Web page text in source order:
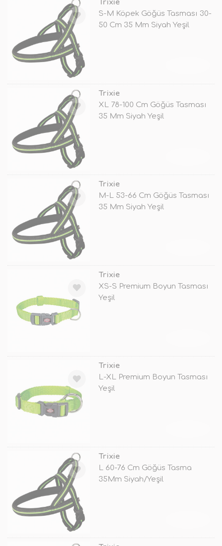
Trixie
S-M Köpek Göğüs Tasması 30-
50 Cm 35 Mm Siyah Yeşil
Trixie
XL 78-100 Cm Göğüs Tasması
35 Mm Siyah Yeşil
Trixie
M-L 53-66 Cm Göğüs Tasması
35 Mm Siyah Yeşil
Trixie
XS-S Premium Boyun Tasması
Yeşil
Trixie
L-XL Premium Boyun Tasması
Yeşil
Trixie
L 60-76 Cm Göğüs Tasma
35Mm Siyah/Yeşil